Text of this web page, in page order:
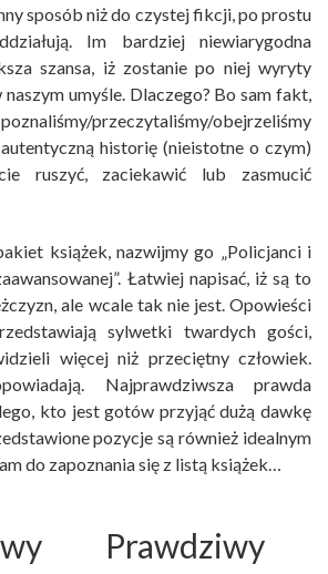
sposób niż do czystej fikcji, po prostu
Im bardziej niewiarygodna
szansa, iż zostanie po niej wyryty
umyśle. Dlaczego? Bo sam fakt,
przeczytaliśmy/obejrzeliśmy
historię (nieistotne o czym)
ruszyć, zaciekawić lub zasmucić
książek, nazwijmy go „Policjanci i
Łatwiej napisać, iż są to
ale wcale tak nie jest. Opowieści
sylwetki twardych gości,
więcej niż przeciętny człowiek.
Najprawdziwsza prawda
kto jest gotów przyjąć dużą dawkę
pozycje są również idealnym
do zapoznania się z listą książek…
Prawdziwy